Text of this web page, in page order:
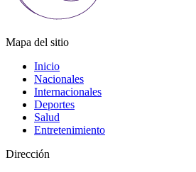
Mapa del sitio
Inicio
Nacionales
Internacionales
Deportes
Salud
Entretenimiento
Dirección